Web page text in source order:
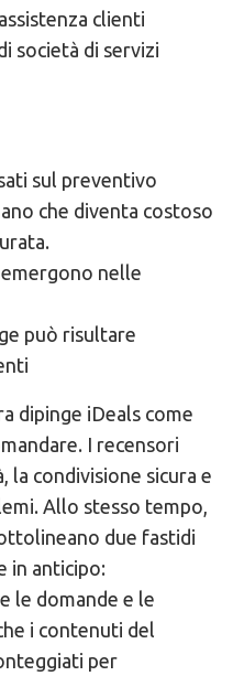
clienti
società di servizi
sul preventivo
che diventa costoso
nelle
può risultare
dipinge iDeals come
I recensori
la condivisione sicura e
Allo stesso tempo,
due fastidi
in anticipo:
le domande e le
i contenuti del
per